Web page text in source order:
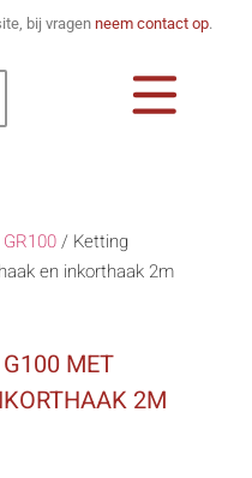
bij vragen neem contact op.
GR100/ Ketting
en inkorthaak 2m
MET
2M